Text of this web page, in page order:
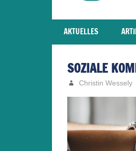
of
Learning
AKTUELLES
SOZIALE
Christin Wessely